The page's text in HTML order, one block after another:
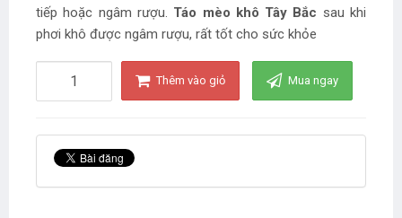
tiếp hoặc ngâm rượu. Táo mèo khô Tây Bắc sau khi
phơi khô được ngâm rượu, rất tốt cho sức khỏe
Thêm vào giỏ Mua ngay